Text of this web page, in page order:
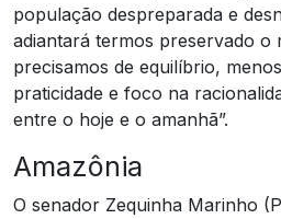
população despreparada e
adiantará termos preservado o
precisamos de equilíbrio,
praticidade e foco na
entre o hoje e o amanhã”.
Amazônia
O senador Zequinha Marinho